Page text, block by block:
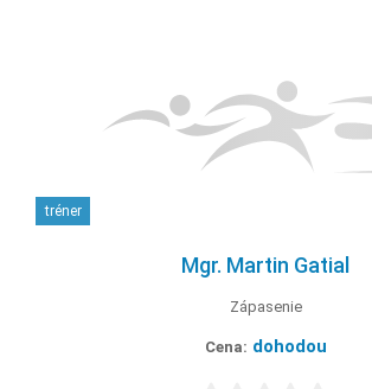
tréner
Mgr. Martin Gatial
Zápasenie
Cena: dohodou